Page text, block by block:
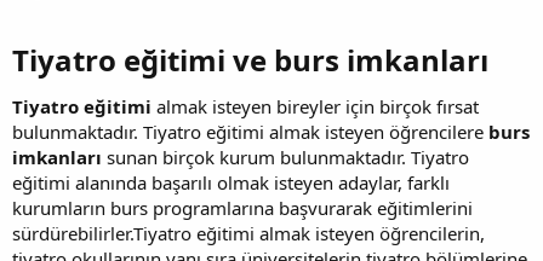
Tiyatro eğitimi ve burs imkanları​
Tiyatro eğitimi almak isteyen bireyler için birçok fırsat
bulunmaktadır. Tiyatro eğitimi almak isteyen öğrencilere burs
imkanları sunan birçok kurum bulunmaktadır. Tiyatro
eğitimi alanında başarılı olmak isteyen adaylar, farklı
kurumların burs programlarına başvurarak eğitimlerini
sürdürebilirler.Tiyatro eğitimi almak isteyen öğrencilerin,